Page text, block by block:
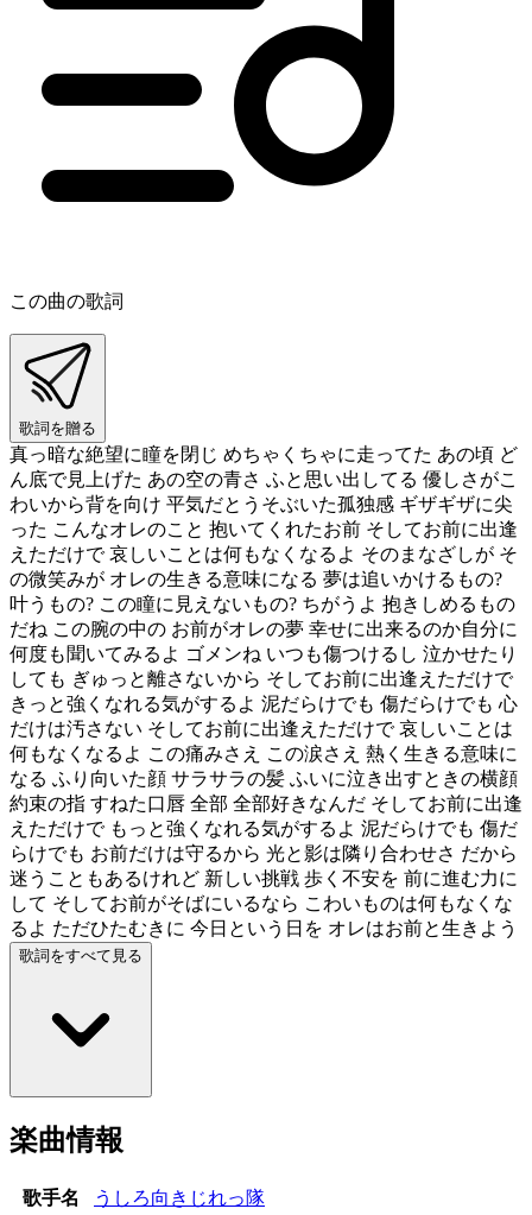
この曲の歌詞
歌詞を贈る
真っ暗な絶望に瞳を閉じ めちゃくちゃに走ってた あの頃 ど
ん底で見上げた あの空の青さ ふと思い出してる 優しさがこ
わいから背を向け 平気だとうそぶいた孤独感 ギザギザに尖
った こんなオレのこと 抱いてくれたお前 そしてお前に出逢
えただけで 哀しいことは何もなくなるよ そのまなざしが そ
の微笑みが オレの生きる意味になる 夢は追いかけるもの?
叶うもの? この瞳に見えないもの? ちがうよ 抱きしめるもの
だね この腕の中の お前がオレの夢 幸せに出来るのか自分に
何度も聞いてみるよ ゴメンね いつも傷つけるし 泣かせたり
しても ぎゅっと離さないから そしてお前に出逢えただけで
きっと強くなれる気がするよ 泥だらけでも 傷だらけでも 心
だけは汚さない そしてお前に出逢えただけで 哀しいことは
何もなくなるよ この痛みさえ この涙さえ 熱く生きる意味に
なる ふり向いた顔 サラサラの髪 ふいに泣き出すときの横顔
約束の指 すねた口唇 全部 全部好きなんだ そしてお前に出逢
えただけで もっと強くなれる気がするよ 泥だらけでも 傷だ
らけでも お前だけは守るから 光と影は隣り合わせさ だから
迷うこともあるけれど 新しい挑戦 歩く不安を 前に進む力に
して そしてお前がそばにいるなら こわいものは何もなくな
るよ ただひたむきに 今日という日を オレはお前と生きよう
歌詞をすべて見る
楽曲情報
歌手名
うしろ向きじれっ隊